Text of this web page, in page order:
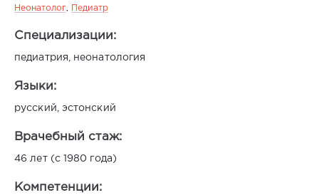
Неонатолог Педиатр
Специализации:
педиатрия, неонатология
Языки:
русский, эстонский
Врачебный стаж:
46 лет (с 1980 года)
Компетенции: